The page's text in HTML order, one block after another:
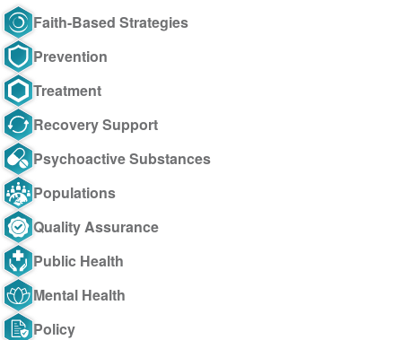
Faith-Based Strategies
Prevention
Treatment
Recovery Support
Psychoactive Substances
Populations
Quality Assurance
Public Health
Mental Health
Policy